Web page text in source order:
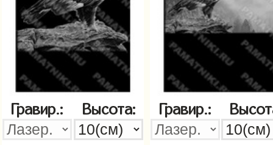
Гравир.: Высота: Гравир.: